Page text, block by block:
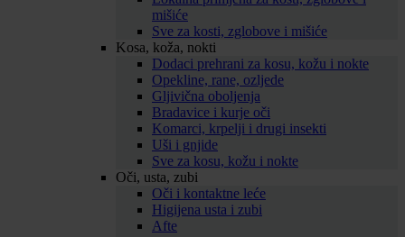
mišiće
Sve za kosti, zglobove i mišiće
Kosa, koža, nokti
Dodaci prehrani za kosu, kožu i nokte
Opekline, rane, ozljede
Gljivična oboljenja
Bradavice i kurje oči
Komarci, krpelji i drugi insekti
Uši i gnjide
Sve za kosu, kožu i nokte
Oči, usta, zubi
Oči i kontaktne leće
Higijena usta i zubi
Afte